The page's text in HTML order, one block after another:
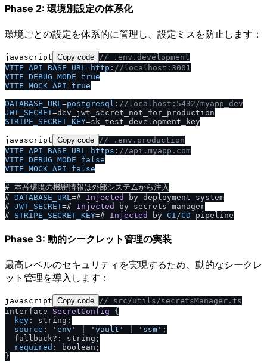
Phase 2: 環境別設定の体系化
環境ごとの設定を体系的に管理し、設定ミスを防止します：
javascript Copy code // .env.development
VITE_API_BASE_URL=http : // localhost:3001
VITE_DEBUG_MODE=true
VITE_MOCK_API=true
DATABASE_URL=postgresql : // localhost:5432/myapp_dev
JWT_SECRET
STRIPE_SECRET_KEY
javascript Copy code // .env.production
VITE_API_BASE_URL=https : //api.myapp.com
VITE_DEBUG_MODE=false
VITE_MOCK_API=false
# 本番環境の機密情報は外部システムから注入
# DATABASE_URL=# Injected
by deployment system
# JWT_SECRET=# Injected
by secrets manager
# STRIPE_SECRET_KEY=# Injected by CI/CD
Phase 3: 動的シークレット管理の実装
最高レベルのセキュリティを実現するため、動的なシークレ
ット管理を導入します：
javascript Copy code / / src /utils /secretsManager.ts
interface SecretConfig {
key : string;
source : 'env' 'vault' 'ssm' ;
  fallback?: string;
required : boolean;
}